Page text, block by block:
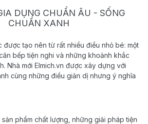
DỤNG CHUẨN ÂU - SỐNG
CHUẨN XANH
được tạo nên từ rất nhiều điều nhỏ bé: một
bếp tiện nghi và những khoảnh khắc
Nhà mới Elmich.vn được xây dựng với
cùng những điều giản dị nhưng ý nghĩa
phẩm chất lượng, những giải pháp tiện